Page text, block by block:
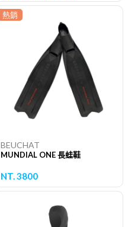
熱銷
BEUCHAT
MUNDIAL ONE 長蛙鞋
NT. 3800